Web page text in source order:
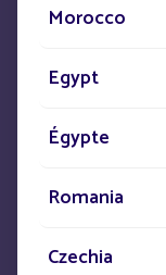
y
Morocco
Egypt
Égypte
Romania
Czechia